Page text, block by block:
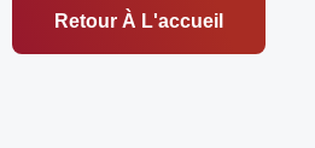
Retour À L'accueil